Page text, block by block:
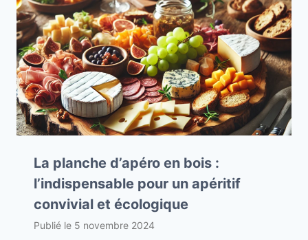
La planche d’apéro en bois :
l’indispensable pour un apéritif
convivial et écologique
Publié le 5 novembre 2024